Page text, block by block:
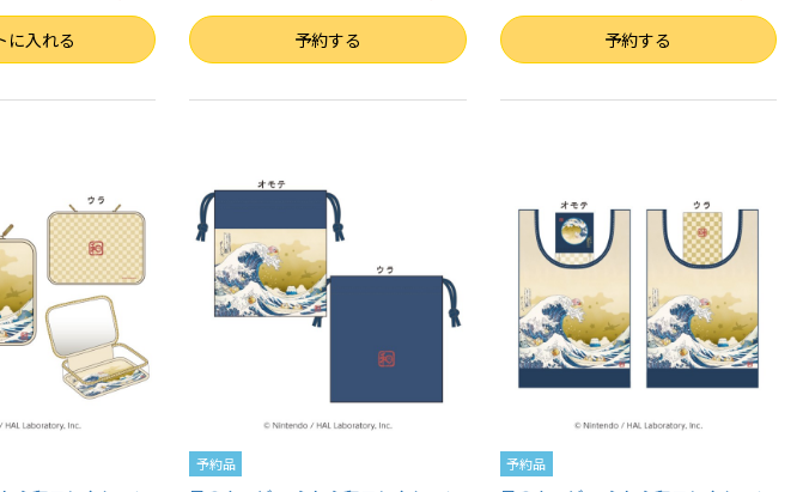
に入れる 数量 予約する 数量 予約する
予約品 予約品